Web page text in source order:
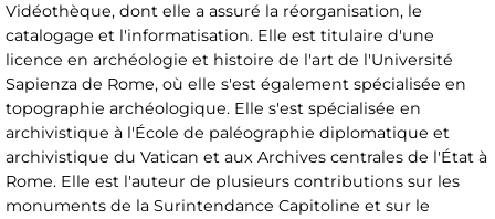
Vidéothèque, dont elle a assuré la réorganisation, le
catalogage et l'informatisation. Elle est titulaire d'une
licence en archéologie et histoire de l'art de l'Université
Sapienza de Rome, où elle s'est également spécialisée en
topographie archéologique. Elle s'est spécialisée en
archivistique à l'École de paléographie diplomatique et
archivistique du Vatican et aux Archives centrales de l'État à
Rome. Elle est l'auteur de plusieurs contributions sur les
monuments de la Surintendance Capitoline et sur le